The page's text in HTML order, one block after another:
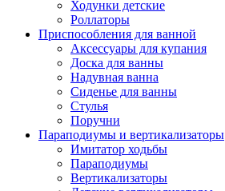
Ходунки детские
Роллаторы
Приспособления для ванной
Аксессуары для купания
Доска для ванны
Надувная ванна
Сиденье для ванны
Стулья
Поручни
Параподиумы и вертикализаторы
Имитатор ходьбы
Параподиумы
Вертикализаторы